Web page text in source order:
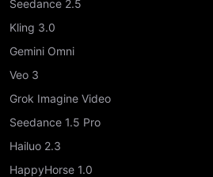
Seedance 2.5
Kling 3.0
Gemini Omni
Veo 3
Grok Imagine Video
Seedance 1.5 Pro
Hailuo 2.3
HappyHorse 1.0